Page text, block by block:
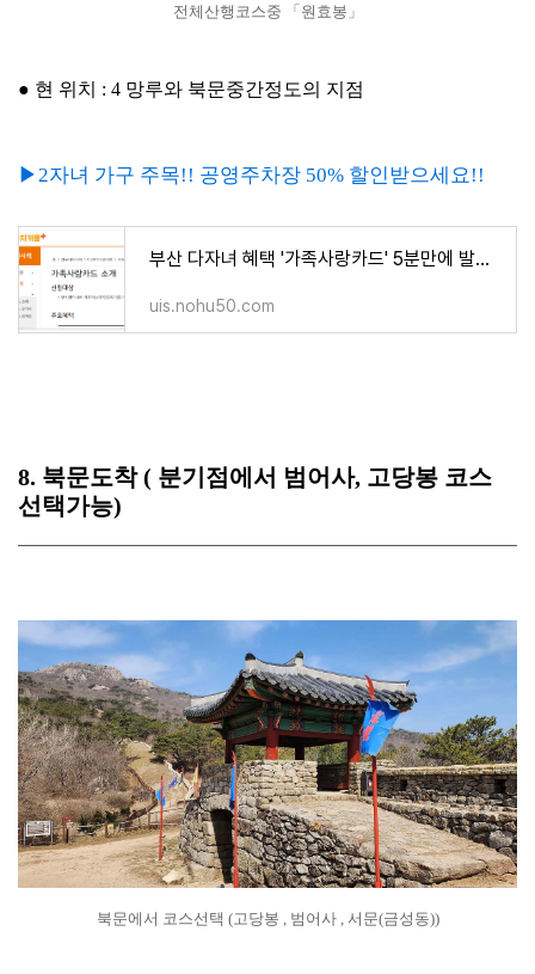
전체산행코스중 「원효봉」
● 현 위치 : 4 망루와 북문중간정도의 지점
▶2자녀 가구 주목!! 공영주차장 50% 할인받으세요!!
부산 다자녀 혜택 '가족사랑카드' 5분만에 발급받기 <공영주차장50%할인!!>
uis.nohu50.com
8. 북문도착 ( 분기점에서 범어사, 고당봉 코스
선택가능)
북문에서 코스선택 (고당봉 , 범어사 , 서문(금성동))